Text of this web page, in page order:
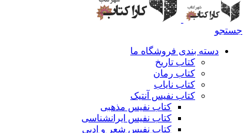
جستجو
دسته بندی فروشگاه ما
کتاب تاریخ
کتاب رمان
کتاب نایاب
کتاب نفیس آنتیک
کتاب نفیس مذهبی
کتاب نفیس ایرانشناسی
کتاب نفیس شعر و ادبی